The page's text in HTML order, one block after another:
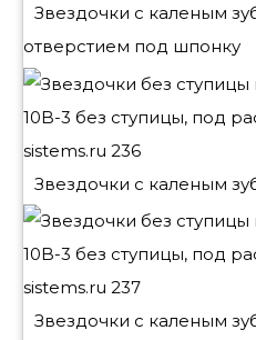
Звездочки с каленым
отверстием под шпонку
Звездочки с каленым
Звездочки с каленым